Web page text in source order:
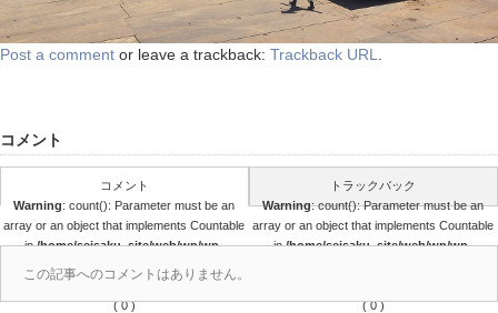
Post a comment or leave a trackback: Trackback URL
コメント
コメント
Warning: count(): Parameter must be an
array or an object that implements Countable
in/home/seisaku_site/web/wp/wp-
content/themes/seisaku/comments.php
36
( 0 )
トラックバック
Warning: count(): Parameter must be an
array or an object that implements Countable
in/home/seisaku_site/web/wp/wp-
( 0 )
この記事へのコメントはありません。